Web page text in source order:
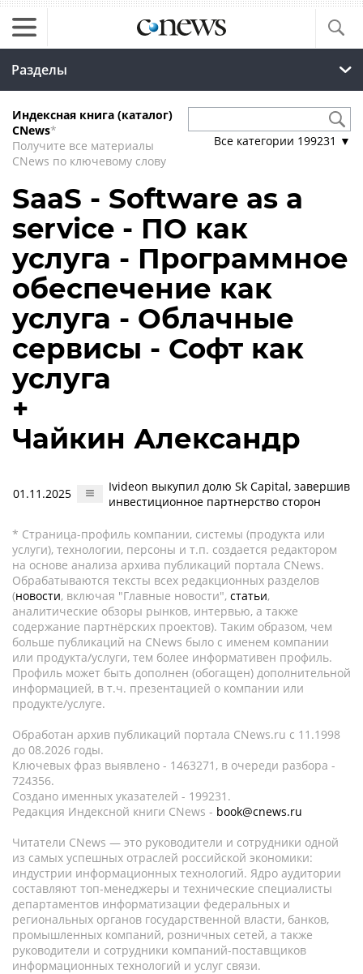
Разделы
Индексная книга (каталог)
CNews*
Получите все материалы
CNews по ключевому слову
Все категории 199231 ▼
SaaS - Software as a
service - ПО как
услуга - Программное
обеспечение как
услуга - Облачные
сервисы - Софт как
услуга
+
Чайкин Александр
01.11.2025
Ivideon выкупил долю Sk Capital, завершив
инвестиционное партнерство сторон
* Страница-профиль компании, системы (продукта или
услуги), технологии, персоны и т.п. создается редактором
на основе анализа архива публикаций портала CNews.
Обрабатываются тексты всех редакционных разделов
(новости, включая "Главные новости", статьи,
аналитические обзоры рынков, интервью, а также
содержание партнёрских проектов). Таким образом, чем
больше публикаций на CNews было с именем компании
или продукта/услуги, тем более информативен профиль.
Профиль может быть дополнен (обогащен) дополнительной
информацией, в т.ч. презентацией о компании или
продукте/услуге.
Обработан архив публикаций портала CNews.ru c 11.1998
до 08.2026 годы.
Ключевых фраз выявлено - 1463271, в очереди разбора -
724356.
Создано именных указателей - 199231.
Редакция Индексной книги CNews - book@cnews.ru
Читатели CNews — это руководители и сотрудники одной
из самых успешных отраслей российской экономики:
индустрии информационных технологий. Ядро аудитории
составляют топ-менеджеры и технические специалисты
департаментов информатизации федеральных и
региональных органов государственной власти, банков,
промышленных компаний, розничных сетей, а также
руководители и сотрудники компаний-поставщиков
информационных технологий и услуг связи.